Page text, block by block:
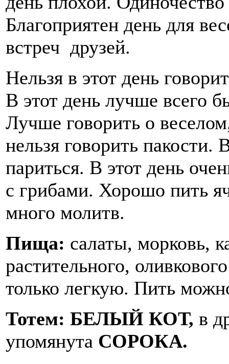
Благоприятен день для
встреч друзей.
Нельзя в этот день
В этот день лучше всего
Лучше говорить о
нельзя говорить пакости.
париться. В этот день
с грибами. Хорошо пить
много молитв.
Пища: салаты, морковь,
растительного,
только легкую. Пить
Тотем: БЕЛЫЙ КОТ, в
упомянута СОРОКА.